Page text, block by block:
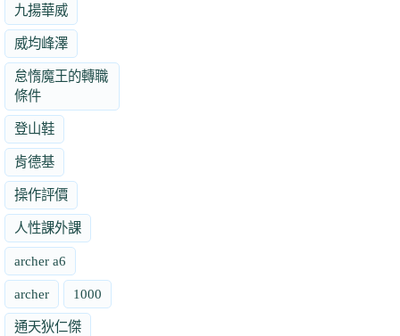
九揚華威
威均峰澤
怠惰魔王的轉職
條件
登山鞋
肯德基
操作評價
人性課外課
archer a6
archer 1000
通天狄仁傑